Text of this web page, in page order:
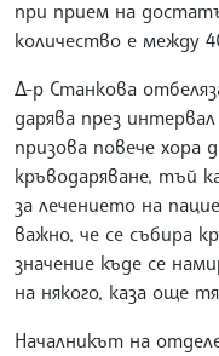
при прием на
количество е между
Д-р Станкова
дарява през
призова повече хора
кръводаряване, тъй
за лечението на
важно, че се събира
значение къде се
на някого, каза още
Началникът на